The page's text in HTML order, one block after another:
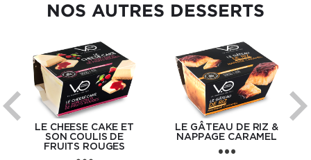
NOS AUTRES DESSERTS
LE CHEESE CAKE ET
SON COULIS DE
FRUITS ROUGES
LE GÂTEAU DE RIZ &
NAPPAGE CARAMEL